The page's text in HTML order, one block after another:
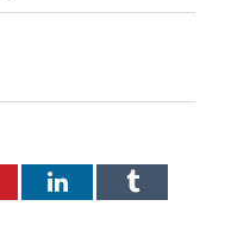
LinkedInTumblr